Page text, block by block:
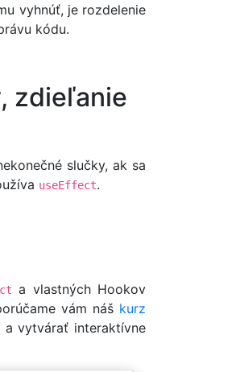
vyhnúť, je rozdelenie
kódu.
zdieľanie
slučky, ak sa
useEffect.
a vlastných Hookov
vám náš kurz
vytvárať interaktívne